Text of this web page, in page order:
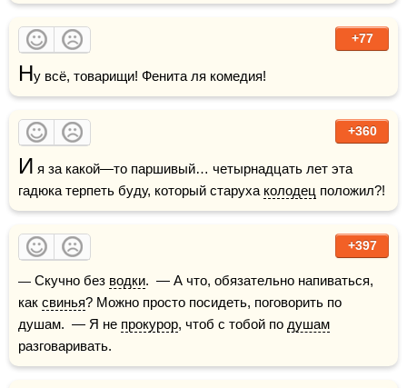
+77
Ну всё, товарищи! Фенита ля комедия!
+360
И я за какой—то паршивый… четырнадцать лет эта
гадюка терпеть буду, который старуха колодец положил?!
+397
— Скучно без водки.  — А что, обязательно напиваться,
как свинья? Можно просто посидеть, поговорить по
душам.  — Я не прокурор, чтоб с тобой по душам
разговаривать.